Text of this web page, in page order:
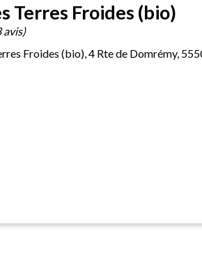
Terres Froides (bio)
avis)
Froides (bio), 4 Rte de Domrémy,